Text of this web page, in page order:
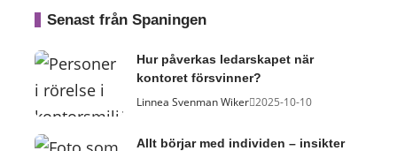
Senast från Spaningen
Hur påverkas ledarskapet när
kontoret försvinner?
Linnea Svenman Wiker 2025-10-10
Allt börjar med individen – insikter